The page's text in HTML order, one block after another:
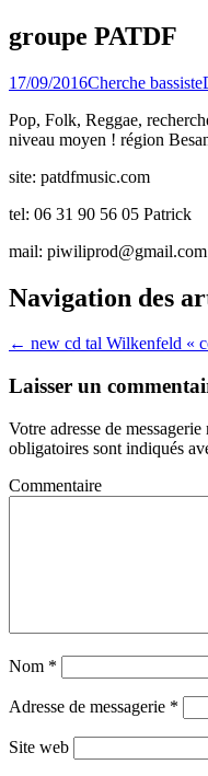
groupe PATDF
17/09/2016Cherche bassiste
Pop, Folk, Reggae,
niveau moyen ! région
site: patdfmusic.com
tel: 06 31 90 56 05 Patrick
mail: piwiliprod@gmail.com
Navigation des
← new cd tal Wilkenfeld «
Laisser un
Votre adresse de
obligatoires sont indiqués
Commentaire
Nom *
Adresse de messagerie *
Site web